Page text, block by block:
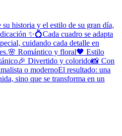
historia y el estilo de su gran día,
✨💍Cada cuadro se adapta
cuidando cada detalle en
Romántico y floral🖤 Estilo
Divertido y colorido📸 Con
o modernoEl resultado: una
sino que se transforma en un